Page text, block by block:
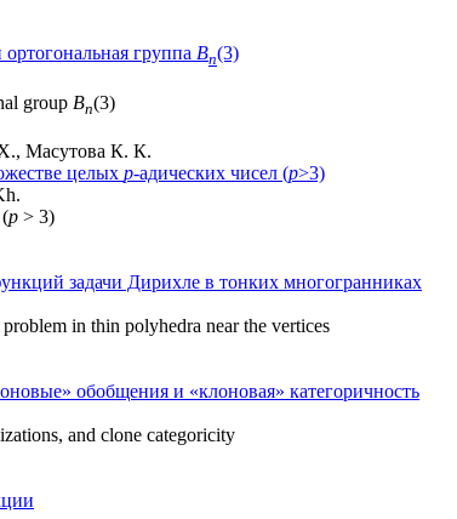
группа Bn(3)
group Bn(3)
Масутова К. К.
целых p-адических чисел (p>3)
p > 3)
задачи Дирихле в тонких многогранниках
in thin polyhedra near the vertices
обобщения и «клоновая» категоричность
and clone categoricity